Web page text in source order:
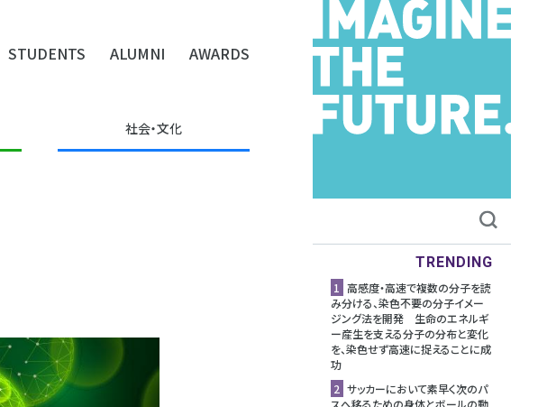
STUDENTS ALUMNI AWARDS
社会・文化
TRENDING
1 高感度・高速で複数の分子を読
み分ける、染色不要の分子イメー
ジング法を開発 生命のエネルギ
ー産生を支える分子の分布と変化
を、染色せず高速に捉えることに成
功
2 サッカーにおいて素早く次のパ
スへ移るための身体とボールの動